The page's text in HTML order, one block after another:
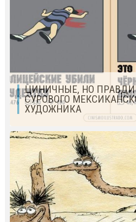
ЦИНИЧНЫЕ, НО
СУРОВОГО
ХУДОЖНИКА